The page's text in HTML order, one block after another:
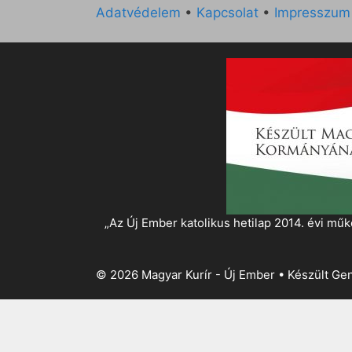
Adatvédelem • Kapcsolat • Impresszum
„Az Új Ember katolikus hetilap 2014. évi
© 2026 Magyar Kurír - Új Ember • Készült